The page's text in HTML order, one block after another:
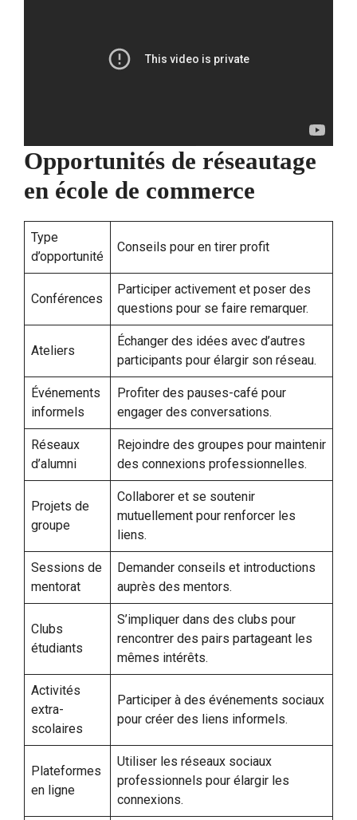
Opportunités de réseautage
en école de commerce
Type
d’opportunité
Conseils pour en tirer profit
Conférences
Participer activement et poser des
questions pour se faire remarquer.
Ateliers
Échanger des idées avec d’autres
participants pour élargir son réseau.
Événements
informels
Profiter des pauses-café pour
engager des conversations.
Réseaux
d’alumni
Rejoindre des groupes pour maintenir
des connexions professionnelles.
Projets de
groupe
Collaborer et se soutenir
mutuellement pour renforcer les
liens.
Sessions de
mentorat
Demander conseils et introductions
auprès des mentors.
Clubs
étudiants
S’impliquer dans des clubs pour
rencontrer des pairs partageant les
mêmes intérêts.
Activités
extra-
scolaires
Participer à des événements sociaux
pour créer des liens informels.
Plateformes
en ligne
Utiliser les réseaux sociaux
professionnels pour élargir les
connexions.